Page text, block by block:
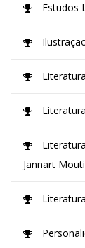
Estudos
Jannart